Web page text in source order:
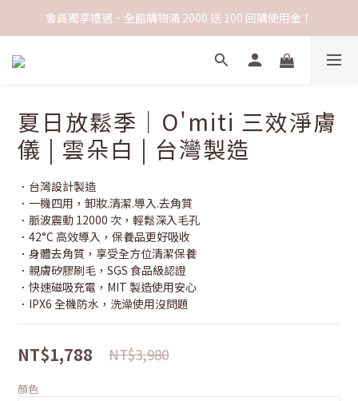
會員獨享禮遇．全館購物滿 2000 送 100 回購使用金！
夏日放鬆季｜O'miti 三效淨膚
儀 | 雲朵白 | 台灣製造
．台灣設計製造
．一機四用，卸妝.清潔.導入.去角質
．脈波震動 12000 次，輕鬆深入毛孔
．42°C 高效導入，保養品更好吸收
．身體去角質，享受全方位清潔保養
．親膚矽膠刷毛，SGS 食品級認證
．快速磁吸充電，MIT 製造使用安心
．IPX6 全機防水，洗澡使用沒問題
NT$1,788 NT$3,980
顏色